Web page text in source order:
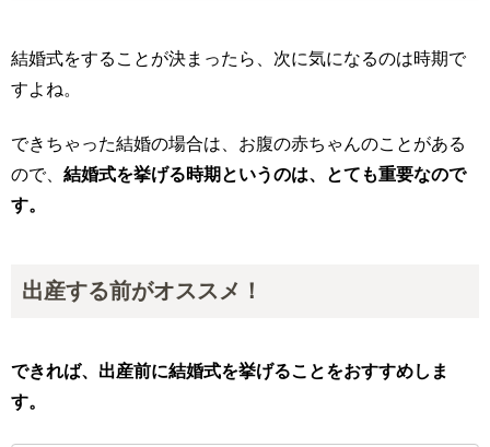
結婚式をすることが決まったら、次に気になるのは時期で
すよね。
できちゃった結婚の場合は、お腹の赤ちゃんのことがある
ので、 結婚式を挙げる時期というのは、とても重要なので
す。
出産する前がオススメ！
できれば、出産前に結婚式を挙げることをおすすめしま
す。